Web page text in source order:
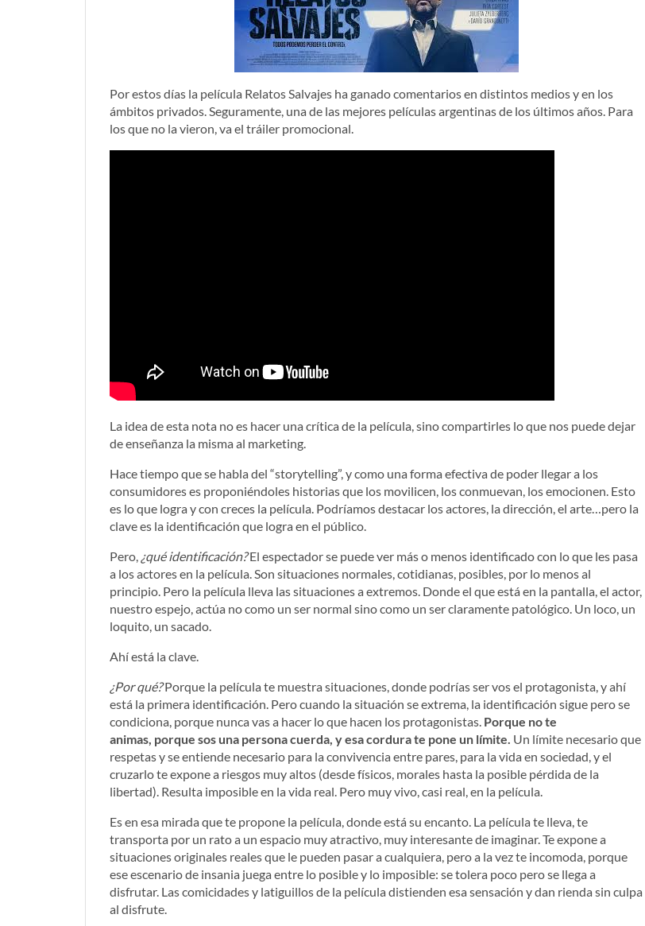
Por estos días la película Relatos Salvajes ha ganado comentarios en distintos medios y en los
ámbitos privados. Seguramente, una de las mejores películas argentinas de los últimos años. Para
los que no la vieron, va el tráiler promocional.
La idea de esta nota no es hacer una crítica de la película, sino compartirles lo que nos puede dejar
de enseñanza la misma al marketing.
Hace tiempo que se habla del “storytelling”, y como una forma efectiva de poder llegar a los
consumidores es proponiéndoles historias que los movilicen, los conmuevan, los emocionen. Esto
es lo que logra y con creces la película. Podríamos destacar los actores, la dirección, el arte…pero la
clave es la identificación que logra en el público.
Pero, ¿qué identificación?El espectador se puede ver más o menos identificado con lo que les pasa
a los actores en la película. Son situaciones normales, cotidianas, posibles, por lo menos al
principio. Pero la película lleva las situaciones a extremos. Donde el que está en la pantalla, el actor,
nuestro espejo, actúa no como un ser normal sino como un ser claramente patológico. Un loco, un
loquito, un sacado.
Ahí está la clave.
¿Por qué?Porque la película te muestra situaciones, donde podrías ser vos el protagonista, y ahí
está la primera identificación. Pero cuando la situación se extrema, la identificación sigue pero se
condiciona, porque nunca vas a hacer lo que hacen los protagonistas. Porque no te
animas, porque sos una persona cuerda, y esa cordura te pone un límite. Un límite necesario que
respetas y se entiende necesario para la convivencia entre pares, para la vida en sociedad, y el
cruzarlo te expone a riesgos muy altos (desde físicos, morales hasta la posible pérdida de la
libertad). Resulta imposible en la vida real. Pero muy vivo, casi real, en la película.
Es en esa mirada que te propone la película, donde está su encanto. La película te lleva, te
transporta por un rato a un espacio muy atractivo, muy interesante de imaginar. Te expone a
situaciones originales reales que le pueden pasar a cualquiera, pero a la vez te incomoda, porque
ese escenario de insania juega entre lo posible y lo imposible: se tolera poco pero se llega a
disfrutar. Las comicidades y latiguillos de la película distienden esa sensación y dan rienda sin culpa
al disfrute.